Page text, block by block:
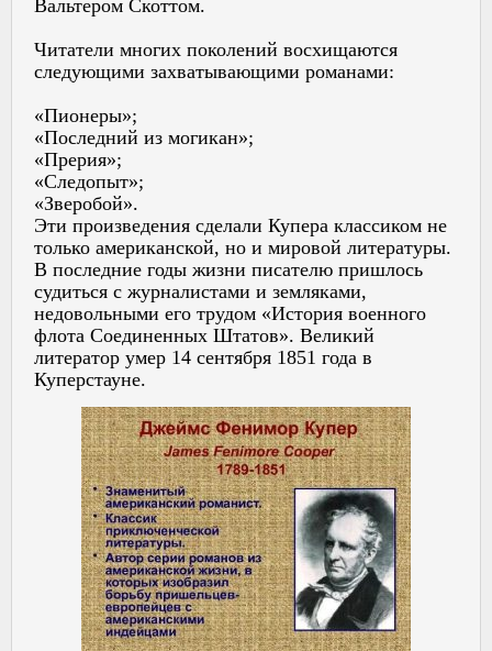
Вальтером Скоттом.
Читатели многих поколений восхищаются
следующими захватывающими романами:
«Пионеры»;
«Последний из могикан»;
«Прерия»;
«Следопыт»;
«Зверобой».
Эти произведения сделали Купера классиком не
только американской, но и мировой литературы.
В последние годы жизни писателю пришлось
судиться с журналистами и земляками,
недовольными его трудом «История военного
флота Соединенных Штатов». Великий
литератор умер 14 сентября 1851 года в
Куперстауне.